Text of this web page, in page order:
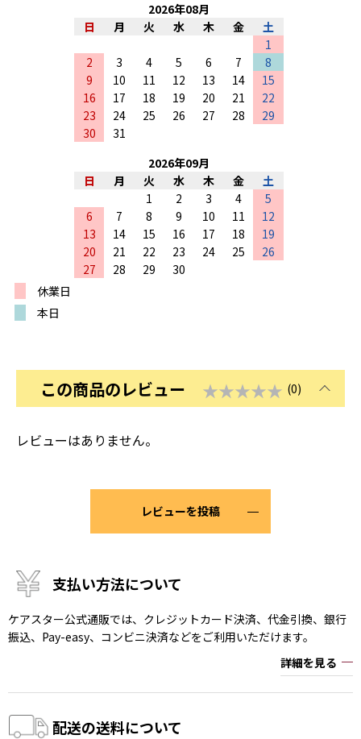
2026年08月
日
月 火 水 木 金
土
1
2
3 4 5 6 7
8
9
10 11 12 13 14
15
16
17 18 19 20 21
22
23
24 25 26 27 28
29
30
31
2026年09月
日
月 火 水 木 金
土
1
2 3 4
5
6
7 8 9 10 11
12
13
14 15 16 17 18
19
20
21 22 23 24 25
26
27
28 29
30
休業日
本日
この商品のレビュー ★★★★★ (0)
レビューはありません。
レビューを投稿
支払い方法について
ケアスター公式通販では、クレジットカード決済、代金引換、銀行
振込、Pay-easy、コンビニ決済などをご利用いただけます。
詳細を見る
配送の送料について